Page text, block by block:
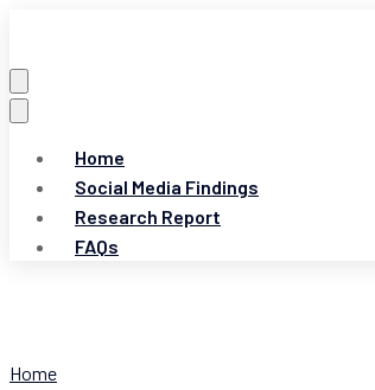
Home
Social Media Findings
Research Report
FAQs
Home